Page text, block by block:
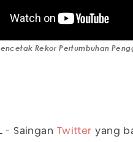
Rekor Pertumbuhan
- Saingan Twitter yang